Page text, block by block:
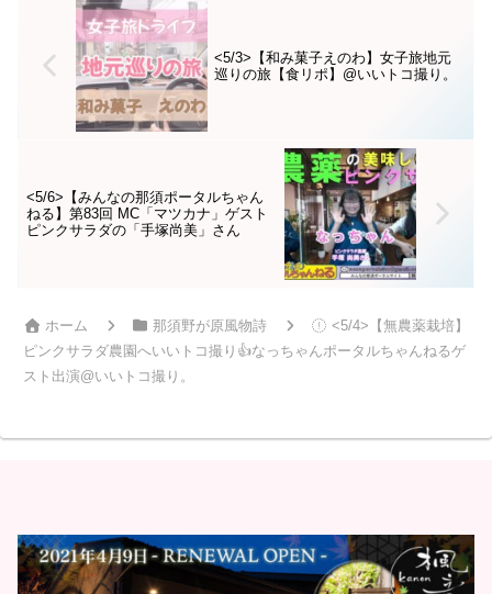
原市、大田原市、矢板市な...
<5/3>【和み菓子えのわ】女子旅地元
巡りの旅【食リポ】@いいトコ撮り。
<5/6>【みんなの那須ポータルちゃん
ねる】第83回 MC「マツカナ」ゲスト
ピンクサラダの「手塚尚美」さん
ホーム 那須野が原風物詩
<5/4>【無農薬栽培】
ピンクサラダ農園へいいトコ撮り👍なっちゃんポータルちゃんねるゲ
スト出演@いいトコ撮り。